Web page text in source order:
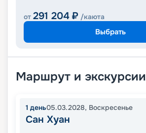
от 291 204 ₽ /каюта
Выбрать
Маршрут и экскурсии
1 день05.03.2028, Воскресенье
Сан Хуан